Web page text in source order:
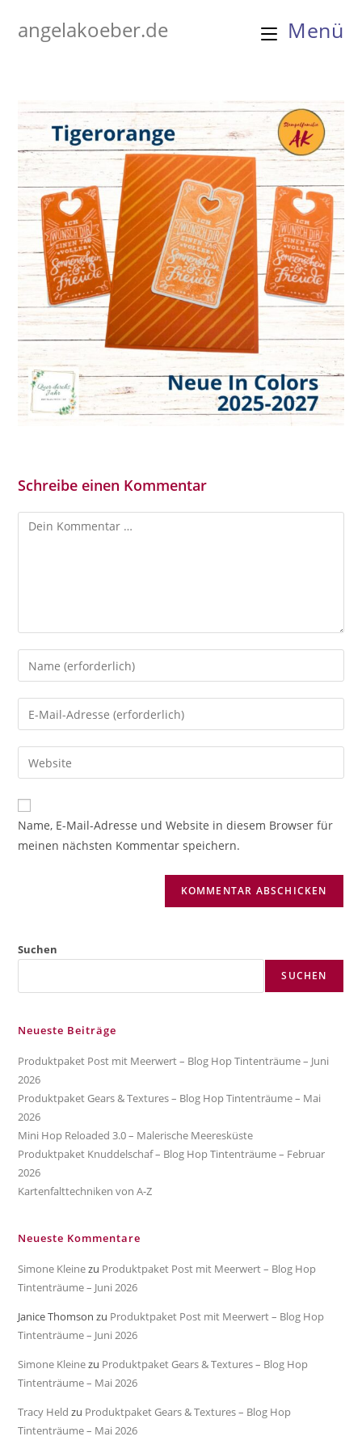
Inhaltangelakoeber.de Menü
Schreibe einen Kommentar
Kommentar
Gib
deinen
Namen
oder
zum
Kommentieren
ein
Gib
deine
E-
Mail-
zum
Kommentieren
ein
Gib
deine
Website-
URL
Name, E-Mail-Adresse und Website in diesem Browser für
meinen nächsten Kommentar speichern.
Suchen
SUCHEN
Neueste Beiträge
Produktpaket Post mit Meerwert – Blog Hop Tintenträume – Juni
2026
Produktpaket Gears & Textures – Blog Hop Tintenträume – Mai
2026
Mini Hop Reloaded 3.0 – Malerische Meeresküste
Produktpaket Knuddelschaf – Blog Hop Tintenträume – Februar
2026
Kartenfalttechniken von A-Z
Neueste Kommentare
Simone Kleinezu Produktpaket Post mit Meerwert – Blog Hop
Tintenträume – Juni 2026
Janice Thomson zu Produktpaket Post mit Meerwert – Blog Hop
Tintenträume – Juni 2026
Simone Kleinezu Produktpaket Gears & Textures – Blog Hop
Tintenträume – Mai 2026
Tracy Held zu Produktpaket Gears & Textures – Blog Hop
Tintenträume – Mai 2026